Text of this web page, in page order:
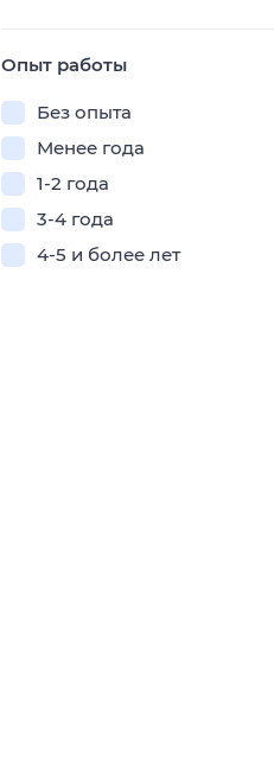
Опыт работы
Без опыта
Менее года
1-2 года
3-4 года
4-5 и более лет